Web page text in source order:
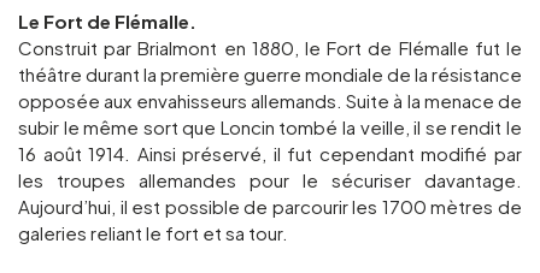
Le Fort de Flémalle.
Construit par Brialmont en 1880, le Fort de Flémalle fut le
théâtre durant la première guerre mondiale de la résistance
opposée aux envahisseurs allemands. Suite à la menace de
subir le même sort que Loncin tombé la veille, il se rendit le
16 août 1914. Ainsi préservé, il fut cependant modifié par
les troupes allemandes pour le sécuriser davantage.
Aujourd’hui, il est possible de parcourir les 1700 mètres de
galeries reliant le fort et sa tour.